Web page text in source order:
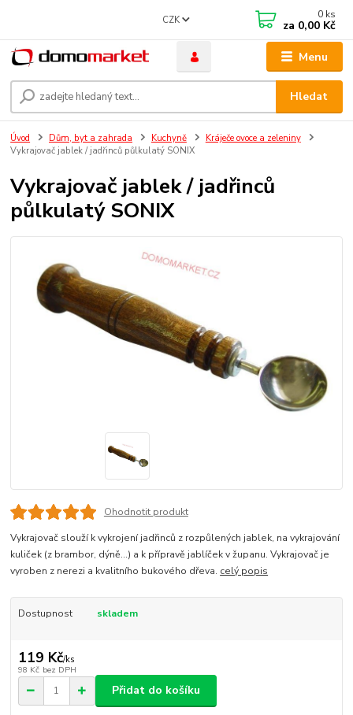
Menu
CZK
Hledat
0 ks
za 0,00 Kč
Úvod Dům, byt a zahrada Kuchyně
Kráječe ovoce a zeleniny
Vykrajovač jablek / jadřinců půlkulatý SONIX
Vykrajovač jablek / jadřinců
půlkulatý SONIX
Ohodnotit produkt
Vykrajovač slouží k vykrojení jadřinců z rozpůlených jablek, na vykrajování
kuliček (z brambor, dýně...) a k přípravě jablíček v županu. Vykrajovač je
vyroben z nerezi a kvalitního bukového dřeva. celý popis
Dostupnost skladem
119 Kč/ks
98 Kč bez DPH
Přidat do košíku